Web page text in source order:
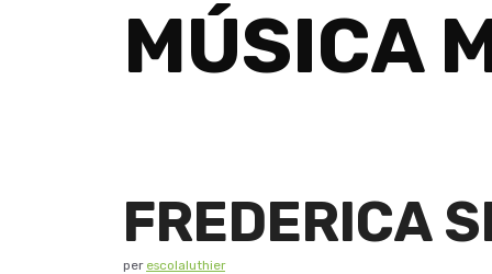
MÚSICA
FREDERICA
per escolaluthier